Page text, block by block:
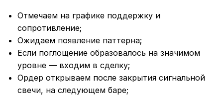
Отмечаем на графике поддержку и
сопротивление;
Ожидаем появление паттерна;
Если поглощение образовалось на значимом
уровне ― входим в сделку;
Ордер открываем после закрытия сигнальной
свечи, на следующем баре;